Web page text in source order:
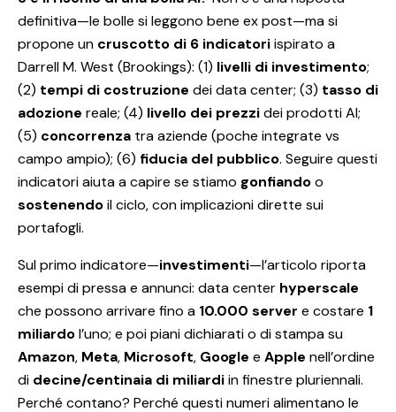
definitiva—le bolle si leggono bene ex post—ma si
propone un cruscotto di 6 indicatoriispirato a
Darrell M. West (Brookings): (1) livelli di investimento;
(2) tempi di costruzione dei data center; (3) tasso di
adozione reale; (4) livello dei prezzidei prodotti AI;
(5) concorrenza tra aziende (poche integrate vs
campo ampio); (6) fiducia del pubblico. Seguire questi
indicatori aiuta a capire se stiamo gonfiandoo
sostenendoil ciclo, con implicazioni dirette sui
portafogli.
Sul primo indicatore—investimenti—l’articolo riporta
esempi di pressa e annunci: data center hyperscale
che possono arrivare fino a 10.000 server e costare 1
miliardol’uno; e poi piani dichiarati o di stampa su
Amazon, Meta, Microsoft, Google e Apple nell’ordine
di decine/centinaia di miliardiin finestre pluriennali.
Perché contano? Perché questi numeri alimentano le